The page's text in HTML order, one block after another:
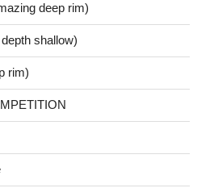
deep rim)
shallow)
rim)